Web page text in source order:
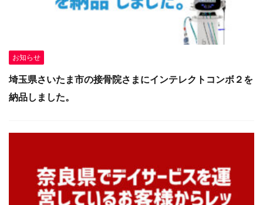
お知らせ
埼玉県さいたま市の接骨院さまにインテレクトコンボ２を
納品しました。